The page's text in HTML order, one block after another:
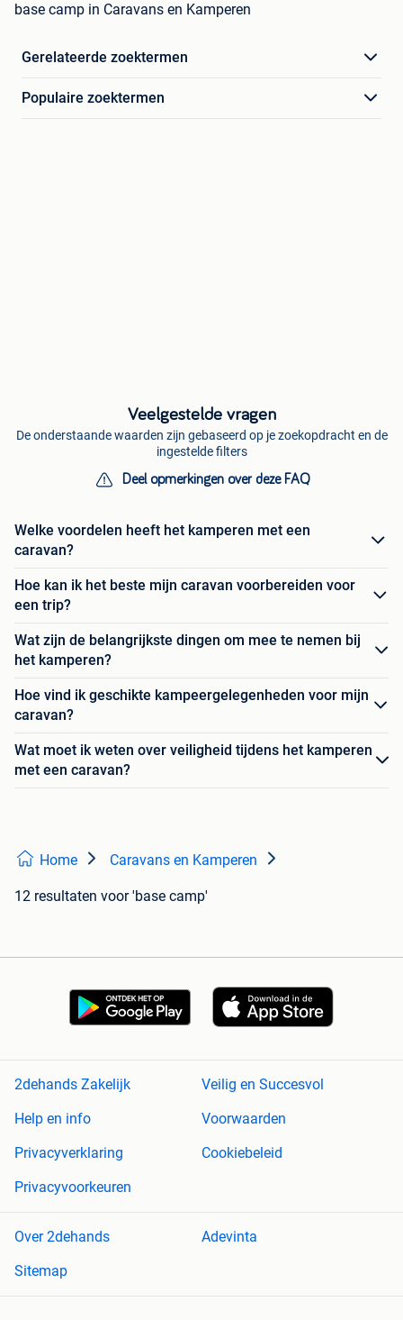
base camp in Caravans en Kamperen
Gerelateerde zoektermen
Populaire zoektermen
Veelgestelde vragen
De onderstaande waarden zijn gebaseerd op je zoekopdracht en de
ingestelde filters
Deel opmerkingen over deze FAQ
Welke voordelen heeft het kamperen met een
caravan?
Hoe kan ik het beste mijn caravan voorbereiden voor
een trip?
Wat zijn de belangrijkste dingen om mee te nemen bij
het kamperen?
Hoe vind ik geschikte kampeergelegenheden voor mijn
caravan?
Wat moet ik weten over veiligheid tijdens het kamperen
met een caravan?
Home Caravans en Kamperen
12 resultaten voor 'base camp'
2dehands Zakelijk
Veilig en Succesvol
Help en info
Voorwaarden
Privacyverklaring
Cookiebeleid
Privacyvoorkeuren
Over 2dehands
Adevinta
Sitemap